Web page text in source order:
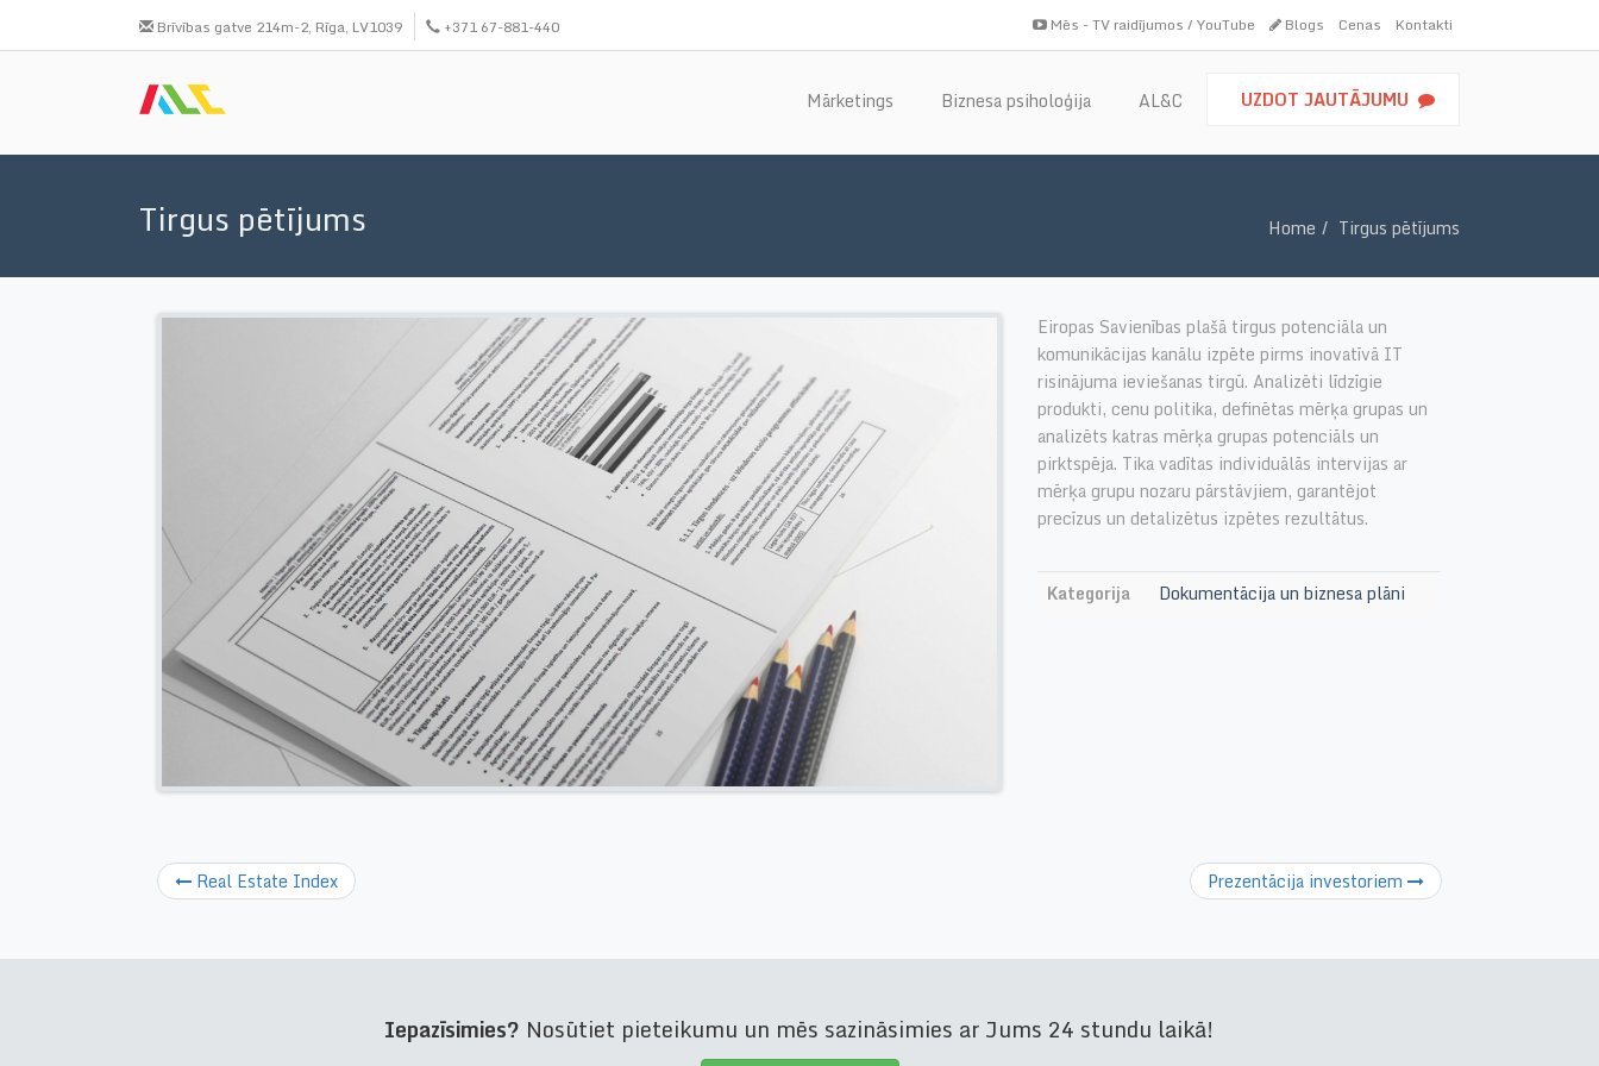
Brīvības gatve 214m-2, Rīga, LV1039 +371 67-881-440 Mēs - TV raidījumos / YouTube Blogs Cenas Kontakti
Mārketings Biznesa psiholoģija AL&C UZDOT JAUTĀJUMU
Tirgus pētījums Home Tirgus pētījums
Eiropas Savienības plašā tirgus potenciāla un
komunikācijas kanālu izpēte pirms inovatīvā IT
risinājuma ieviešanas tirgū. Analizēti līdzīgie
produkti, cenu politika, definētas mērķa grupas un
analizēts katras mērķa grupas potenciāls un
pirktspēja. Tika vadītas individuālās intervijas ar
mērķa grupu nozaru pārstāvjiem, garantējot
precīzus un detalizētus izpētes rezultātus.
Kategorija Dokumentācija un biznesa plāni
Real Estate Index Prezentācija investoriem
Iepazīsimies? Nosūtiet pieteikumu un mēs sazināsimies ar Jums 24 stundu laikā!